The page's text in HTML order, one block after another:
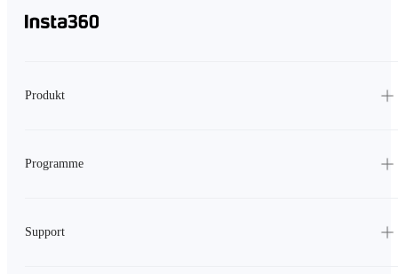
Produkt
Programme
Support